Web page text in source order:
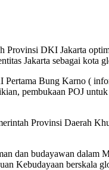
Provinsi DKI Jakarta
Jakarta sebagai kota
Pertama Bung Karno (
pembukaan POJ
Provinsi Daerah
dan budayawan dalam
Kebudayaan berskala